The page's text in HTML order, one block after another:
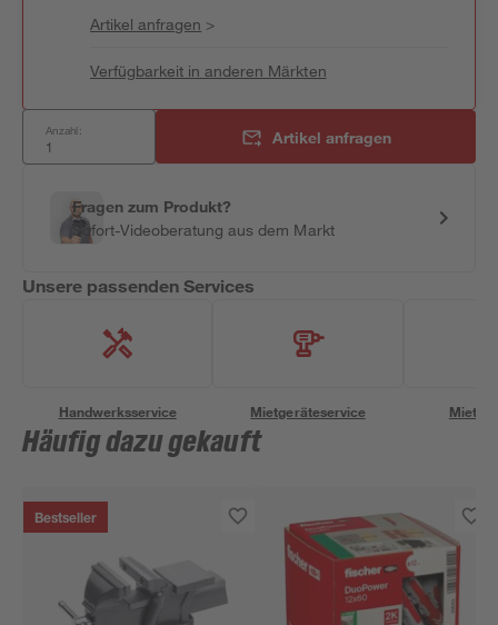
Artikel anfragen >
Verfügbarkeit in anderen Märkten
Anzahl: Artikel anfragen
Fragen zum Produkt?
Sofort-Videoberatung aus dem Markt
Unsere passenden Services
Handwerksservice Mietgeräteservice
Häufig dazu gekauft
Bestseller